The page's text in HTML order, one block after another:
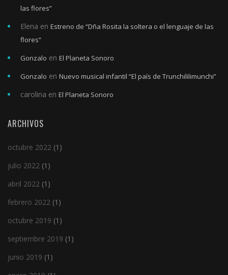
las flores”
Elena en Estreno de “Dña Rosita la soltera o el lenguaje de las
flores”
Gonzalo en El Planeta Sonoro
Gonzalo en Nuevo musical infantil “El país de Trunchililimunchi”
carolina en El Planeta Sonoro
ARCHIVOS
octubre 2022 (1)
julio 2022 (1)
abril 2022 (1)
febrero 2022 (1)
octubre 2019 (1)
septiembre 2019 (1)
junio 2019 (1)